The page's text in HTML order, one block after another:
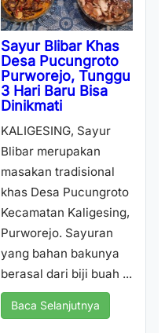
Sayur Blibar Khas
Desa Pucungroto
Purworejo, Tunggu
3 Hari Baru Bisa
Dinikmati
KALIGESING, Sayur
Blibar merupakan
masakan tradisional
khas Desa Pucungroto
Kecamatan Kaligesing,
Purworejo. Sayuran
yang bahan bakunya
berasal dari biji buah ...
Baca Selanjutnya